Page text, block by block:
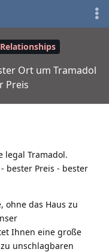
Ort um Tramadol
Preis
legal Tramadol.
bester Preis - bester
ohne das Haus zu
Ihnen eine große
unschlagbaren